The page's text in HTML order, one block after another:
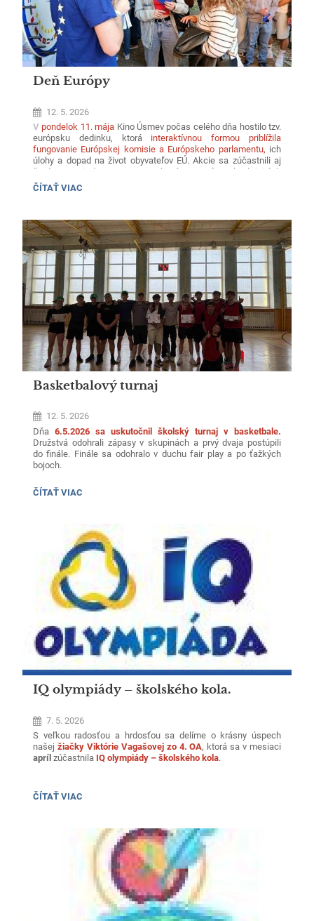
Deň Európy
12. 5. 2026
Vpondelok 11. mája Kino Úsmev počas celého dňa hostilo tzv.
európsku dedinku, ktorá interaktívnou formou priblížila
fungovanie Európskej komisie a Európskeho parlamentu, ich
úlohy a dopad na život obyvateľov EÚ. Akcie sa zúčastnili aj
študenti z tried 2. AB a 2.NB, ktorí si pri rôznych aktivitách
overili svoje vedomosti o EÚ.
DEŇ
ČÍTAŤ VIAC
Basketbalový turnaj
12. 5. 2026
Dňa 6.5.2026 sa uskutočnil školský turnaj v basketbale.
Družstvá odohrali zápasy v skupinách a prvý dvaja postúpili
do finále. Finále sa odohralo v duchu fair play a po ťažkých
bojoch.
1. miesto 3.NB
3. miesto 3.A
Družstvám gratulujeme a tešíme sa o rok.
BASKETBALOVÝ
ČÍTAŤ VIAC
IQ olympiády – školského kola.
7. 5. 2026
S veľkou radosťou a hrdosťou sa delíme o krásny úspech
našej žiačky Viktórie Vagašovej zo 4. OA, ktorá sa v mesiaci
apríl zúčastnila IQ olympiády – školského kola.
výsledok –
IQ
ČÍTAŤ VIAC